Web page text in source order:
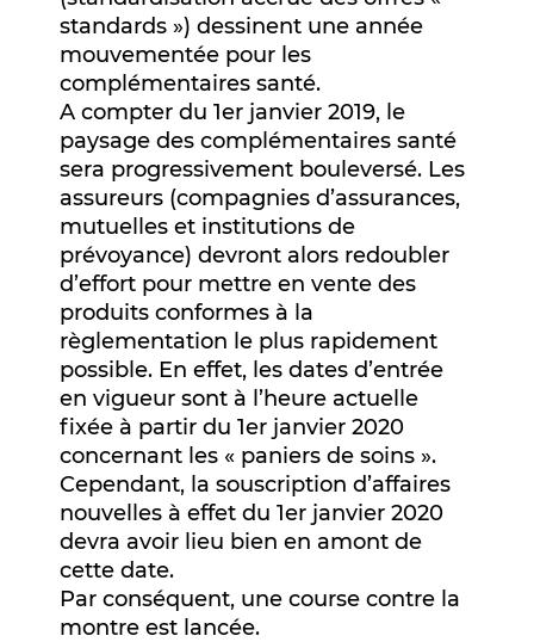
standards ») dessinent une année
mouvementée pour les
complémentaires santé.
A compter du 1er janvier 2019, le
paysage des complémentaires santé
sera progressivement bouleversé. Les
assureurs (compagnies d’assurances,
mutuelles et institutions de
prévoyance) devront alors redoubler
d’effort pour mettre en vente des
produits conformes à la
règlementation le plus rapidement
possible. En effet, les dates d’entrée
en vigueur sont à l’heure actuelle
fixée à partir du 1er janvier 2020
concernant les « paniers de soins ».
Cependant, la souscription d’affaires
nouvelles à effet du 1er janvier 2020
devra avoir lieu bien en amont de
cette date.
Par conséquent, une course contre la
montre est lancée.